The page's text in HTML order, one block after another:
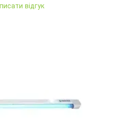
відгук